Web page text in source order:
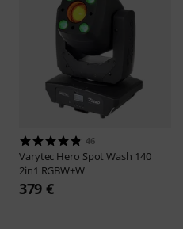
46
Varytec Hero Spot Wash 140
2in1 RGBW+W
379 €